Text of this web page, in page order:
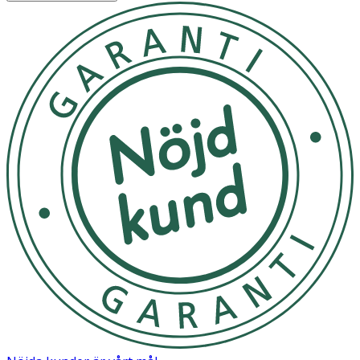
Utsätt ej för direkt solljus, starka dofter och kemikalier.
Förvara i rumstemperatur. Förvara rent, svalt och torrt.
OK för gravida och ammande:
Ja